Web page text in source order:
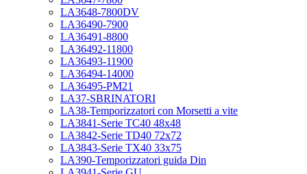
LA3648-7800DV
LA36490-7900
LA36491-8800
LA36492-11800
LA36493-11900
LA36494-14000
LA36495-PM21
LA37-SBRINATORI
LA38-Temporizzatori con Morsetti a vite
LA3841-Serie TC40 48x48
LA3842-Serie TD40 72x72
LA3843-Serie TX40 33x75
LA390-Temporizzatori guida Din